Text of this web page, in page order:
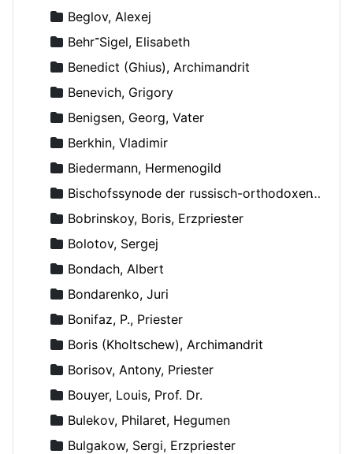
Beglov, Alexej
Behr־Sigel, Elisabeth
Benedict (Ghius), Archimandrit
Benevich, Grigory
Benigsen, Georg, Vater
Berkhin, Vladimir
Biedermann, Hermenogild
Bischofssynode der russisch-orthodoxen Kirche
Bobrinskoy, Boris, Erzpriester
Bolotov, Sergej
Bondach, Albert
Bondarenko, Juri
Bonifaz, P., Priester
Boris (Kholtschew), Archimandrit
Borisov, Antony, Priester
Bouyer, Louis, Prof. Dr.
Bulekov, Philaret, Hegumen
Bulgakow, Sergi, Erzpriester